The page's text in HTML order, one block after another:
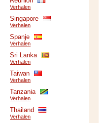
Verhalen
Singapore
Verhalen
Spanje
Verhalen
Sri Lanka
Verhalen
Taiwan
Verhalen
Tanzania
Verhalen
Thailand
Verhalen